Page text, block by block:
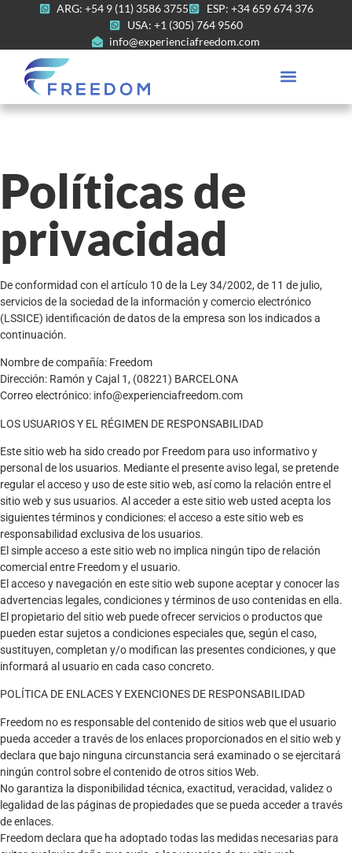
ARG: +54 9 (11) 3586 3755
ESP: +34 659 674 376
USA: +1 (305) 764 9560
info@experienciafreedom.com
Políticas de
privacidad
De conformidad con el artículo 10 de la Ley 34/2002, de 11 de julio,
servicios de la sociedad de la información y comercio electrónico
(LSSICE) identificación de datos de la empresa son los indicados a
continuación.
Nombre de compañía: Freedom
Dirección: Ramón y Cajal 1, (08221) BARCELONA
Correo electrónico: info@experienciafreedom.com
LOS USUARIOS Y EL RÉGIMEN DE RESPONSABILIDAD
Este sitio web ha sido creado por Freedom para uso informativo y
personal de los usuarios. Mediante el presente aviso legal, se pretende
regular el acceso y uso de este sitio web, así como la relación entre el
sitio web y sus usuarios. Al acceder a este sitio web usted acepta los
siguientes términos y condiciones: el acceso a este sitio web es
responsabilidad exclusiva de los usuarios.
El simple acceso a este sitio web no implica ningún tipo de relación
comercial entre Freedomy el usuario.
El acceso y navegación en este sitio web supone aceptar y conocer las
advertencias legales, condiciones y términos de uso contenidas en ella.
El propietario del sitio web puede ofrecer servicios o productos que
pueden estar sujetos a condiciones especiales que, según el caso,
sustituyen, completan y/o modifican las presentes condiciones, y que
informará al usuario en cada caso concreto.
POLÍTICA DE ENLACES Y EXENCIONES DE RESPONSABILIDAD
Freedom no es responsable del contenido de sitios web que el usuario
pueda acceder a través de los enlaces proporcionados en el sitio web y
declara que bajo ninguna circunstancia será examinado o se ejercitará
ningún control sobre el contenido de otros sitios Web.
No garantiza la disponibilidad técnica, exactitud, veracidad, validez o
legalidad de las páginas de propiedades que se pueda acceder a través
de enlaces.
Freedomdeclara que ha adoptado todas las medidas necesarias para